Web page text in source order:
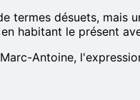
termes désuets, mais
habitant le présent
Antoine,